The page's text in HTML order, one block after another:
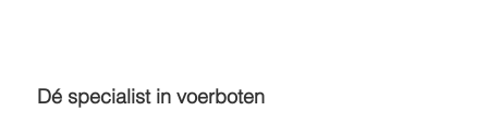
Dé specialist in voerboten